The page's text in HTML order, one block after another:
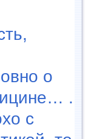
о
.
с